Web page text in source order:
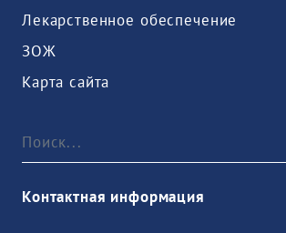
Лекарственное обеспечение
ЗОЖ
Карта сайта
Контактная информация